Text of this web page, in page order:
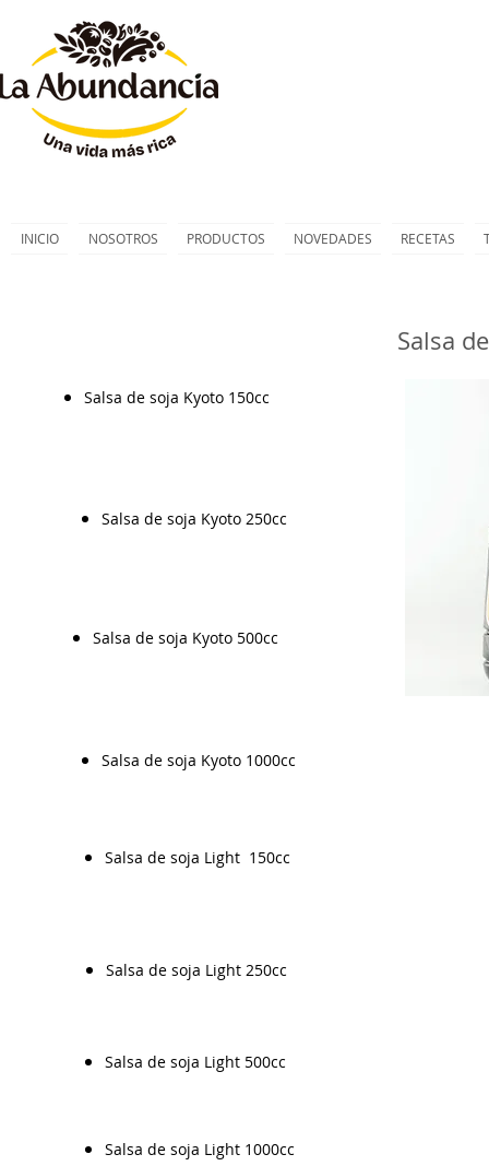
INICIO NOSOTROS PRODUCTOS NOVEDADES RECETAS
Salsa de soja Kyoto 150cc
Salsa de soja Kyoto 250cc
Salsa de soja Kyoto 500cc
Salsa de soja Kyoto 1000cc
Salsa de soja Light 150cc
Salsa de soja Light 250cc
Salsa de soja Light 500cc
Salsa de soja Light 1000cc
Salsa